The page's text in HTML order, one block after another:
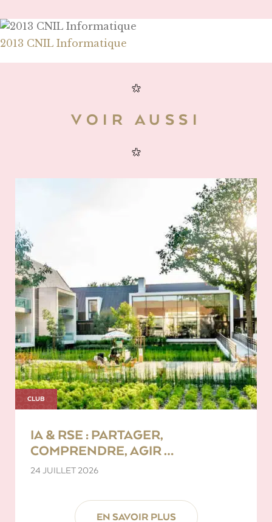
2013 CNIL Informatique
VOIR AUSSI
CLUB
IA & RSE : PARTAGER,
COMPRENDRE, AGIR …
24 JUILLET 2026
EN SAVOIR PLUS